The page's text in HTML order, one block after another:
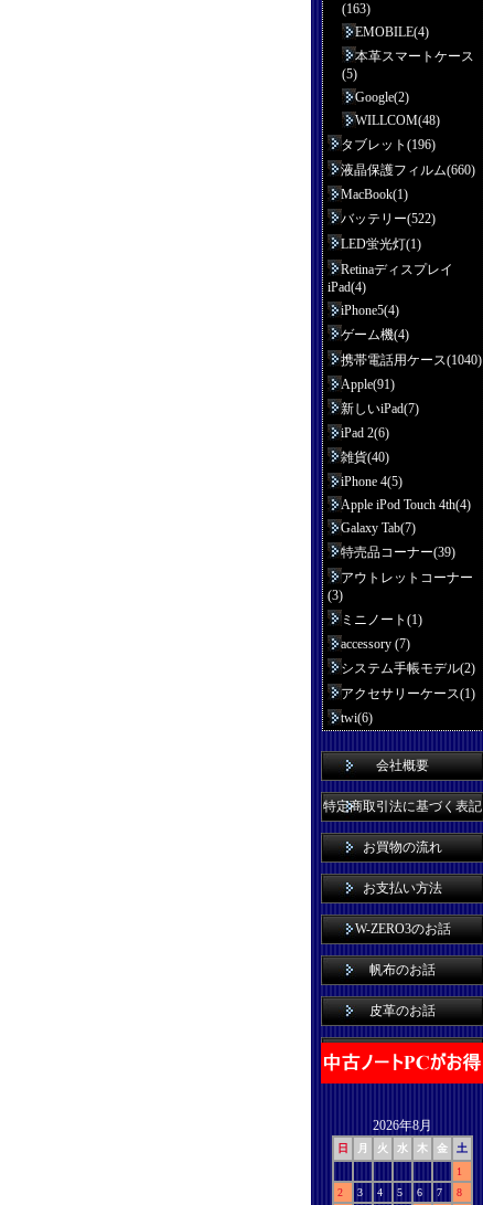
(163)
EMOBILE(4)
本革スマートケース
(5)
Google(2)
WILLCOM(48)
タブレット(196)
液晶保護フィルム(660)
MacBook(1)
バッテリー(522)
LED蛍光灯(1)
Retinaディスプレイ
iPad(4)
iPhone5(4)
ゲーム機(4)
携帯電話用ケース(1040)
Apple(91)
新しいiPad(7)
iPad 2(6)
雑貨(40)
iPhone 4(5)
Apple iPod Touch 4th(4)
Galaxy Tab(7)
特売品コーナー(39)
アウトレットコーナー
(3)
ミニノート(1)
accessory (7)
システム手帳モデル(2)
アクセサリーケース(1)
twi(6)
会社概要
特定商取引法に基づく表記
お買物の流れ
お支払い方法
W-ZERO3のお話
帆布のお話
皮革のお話
2026年8月
日 月 火 水 木 金
土
1
2
3 4 5 6 7 8